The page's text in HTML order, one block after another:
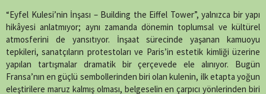
“Eyfel Kulesi’nin İnşası – Building the Eiffel Tower”, yalnızca bir yapı
hikâyesi anlatmıyor; aynı zamanda dönemin toplumsal ve kültürel
atmosferini de yansıtıyor. İnşaat sürecinde yaşanan kamuoyu
tepkileri, sanatçıların protestoları ve Paris’in estetik kimliği üzerine
yapılan tartışmalar dramatik bir çerçevede ele alınıyor. Bugün
Fransa’nın en güçlü sembollerinden biri olan kulenin, ilk etapta yoğun
eleştirilere maruz kalmış olması, belgeselin en çarpıcı yönlerinden biri